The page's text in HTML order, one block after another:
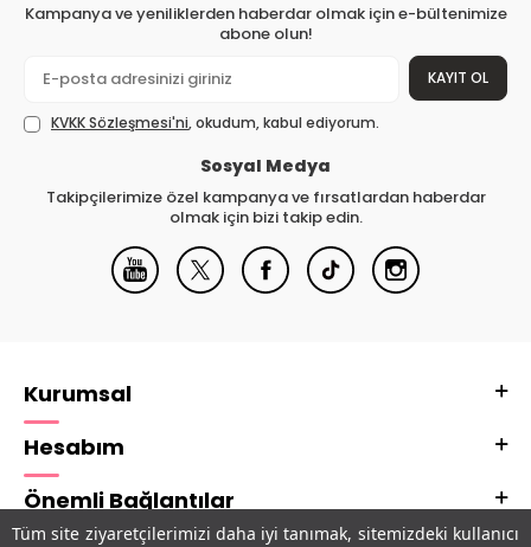
Tüm site ziyaretçilerimizi daha iyi tanımak, sitemizdeki kullanıcı
Kampanya ve yeniliklerden haberdar olmak için e-bültenimize
abone olun!
KAYIT OL
KVKK Sözleşmesi'ni, okudum, kabul ediyorum.
Sosyal Medya
Takipçilerimize özel kampanya ve fırsatlardan haberdar
olmak için bizi takip edin.
Kurumsal
Hesabım
Önemli Bağlantılar